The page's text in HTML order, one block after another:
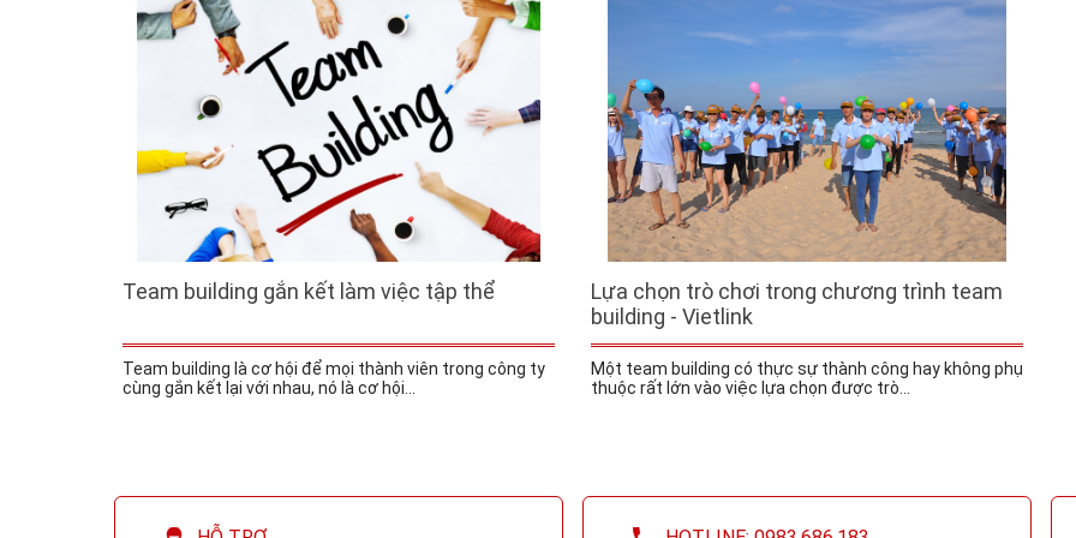
Team building gắn kết làm việc tập thể
Team building là cơ hội để mọi thành viên trong công ty
cùng gắn kết lại với nhau, nó là cơ hội...
Lựa chọn trò chơi trong chương trình team
building - Vietlink
Một team building có thực sự thành công hay không phụ
thuộc rất lớn vào việc lựa chọn được trò...